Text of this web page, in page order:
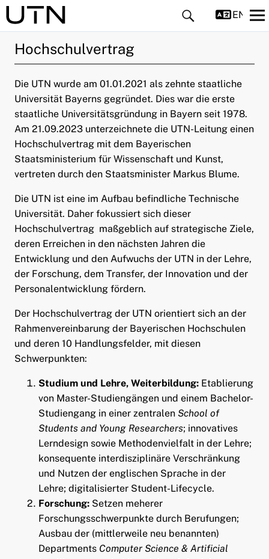
Menü aufklappen
Menü aufklappen
Menü aufklappen
Menü aufklappen
Menü aufklappen
Menü aufklappen
Hochschulvertrag
Die UTN wurde am 01.01.2021 als zehnte staatliche
Universität Bayerns gegründet. Dies war die erste
staatliche Universitätsgründung in Bayern seit 1978.
Am 21.09.2023 unterzeichnete die UTN-Leitung einen
Hochschulvertrag mit dem Bayerischen
Staatsministerium für Wissenschaft und Kunst,
vertreten durch den Staatsminister Markus Blume.
Die UTN ist eine im Aufbau befindliche Technische
Universität. Daher fokussiert sich dieser
Hochschulvertrag maßgeblich auf strategische Ziele,
deren Erreichen in den nächsten Jahren die
Entwicklung und den Aufwuchs der UTN in der Lehre,
der Forschung, dem Transfer, der Innovation und der
Personalentwicklung fördern.
Der Hochschulvertrag der UTN orientiert sich an der
Rahmenvereinbarung der Bayerischen Hochschulen
und deren 10 Handlungsfelder, mit diesen
Schwerpunkten:
Studium und Lehre, Weiterbildung:Etablierung
von Master-Studiengängen und einem Bachelor-
Studiengang in einer zentralen School of
Students and Young Researchers; innovatives
Lerndesign sowie Methodenvielfalt in der Lehre;
konsequente interdisziplinäre Verschränkung
und Nutzen der englischen Sprache in der
Lehre; digitalisierter Student-Lifecycle.
Forschung:Setzen meherer
Forschungsschwerpunkte durch Berufungen;
Ausbau der (mittlerweile neu benannten)
Departments Computer Science & Artificial